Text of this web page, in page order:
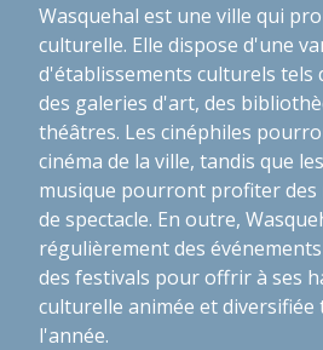
Wasquehal est une ville qui
culturelle. Elle dispose d'une
d'établissements culturels tels
des galeries d'art, des
théâtres. Les cinéphiles
cinéma de la ville, tandis que
musique pourront profiter des
de spectacle. En outre,
régulièrement des
des festivals pour offrir à ses
culturelle animée et
l'année.